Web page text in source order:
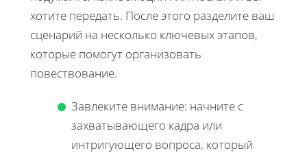
хотите передать. После этого разделите ваш
сценарий на несколько ключевых этапов,
которые помогут организовать
повествование.
Завлеките внимание: начните с
захватывающего кадра или
интригующего вопроса, который